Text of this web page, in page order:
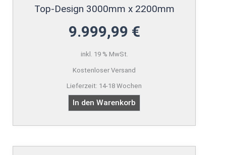
Top-Design 3000mm x 2200mm
9.999,99 €
inkl. 19 % MwSt.
Kostenloser Versand
Lieferzeit: 14-18 Wochen
In den Warenkorb